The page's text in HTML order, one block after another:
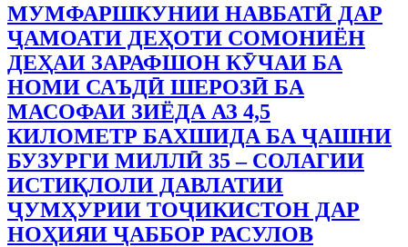
МУМФАРШКУНИИ НАВБАТӢ ДАР
ҶАМОАТИ ДЕҲОТИ СОМОНИЁН
ДЕҲАИ ЗАРАФШОН КӮЧАИ БА
НОМИ САЪДӢ ШЕРОЗӢ БА
МАСОФАИ ЗИЁДА АЗ 4,5
КИЛОМЕТР БАХШИДА БА ҶАШНИ
БУЗУРГИ МИЛЛӢ 35 – СОЛАГИИ
ИСТИҚЛОЛИ ДАВЛАТИИ
ҶУМҲУРИИ ТОҶИКИСТОН ДАР
НОҲИЯИ ҶАББОР РАСУЛОВ